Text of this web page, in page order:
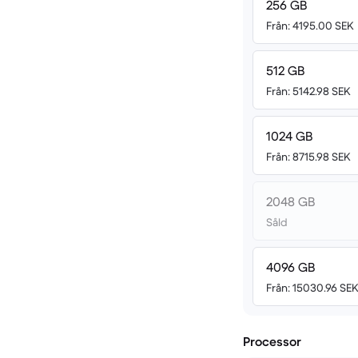
256 GB
Från: 4195.00 SEK
512 GB
Från: 5142.98 SEK
1024 GB
Från: 8715.98 SEK
2048 GB
Såld
4096 GB
Från: 15030.96 SEK
Processor